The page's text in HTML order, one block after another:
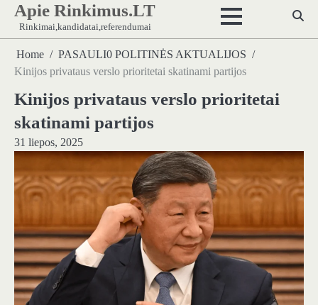
Skip
content
Apie Rinkimus.LT
Rinkimai,kandidatai,referendumai
Home
PASAULI0 POLITINĖS AKTUALIJOS
Kinijos privataus verslo prioritetai skatinami partijos
Kinijos privataus verslo prioritetai
skatinami partijos
31 liepos, 2025